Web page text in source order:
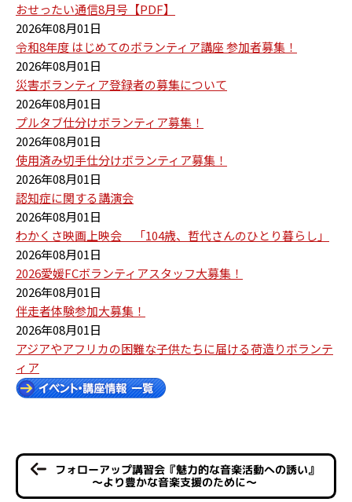
おせったい通信8月号【PDF】
2026年08月01日
令和8年度 はじめてのボランティア講座 参加者募集！
2026年08月01日
災害ボランティア登録者の募集について
2026年08月01日
プルタブ仕分けボランティア募集！
2026年08月01日
使用済み切手仕分けボランティア募集！
2026年08月01日
認知症に関する講演会
2026年08月01日
わかくさ映画上映会 「104歳、哲代さんのひとり暮らし」
2026年08月01日
2026愛媛FCボランティアスタッフ大募集！
2026年08月01日
伴走者体験参加大募集！
2026年08月01日
アジアやアフリカの困難な子供たちに届ける荷造りボランテ
ィア
フォローアップ講習会『魅力的な音楽活動への誘い』
～より豊かな音楽支援のために～